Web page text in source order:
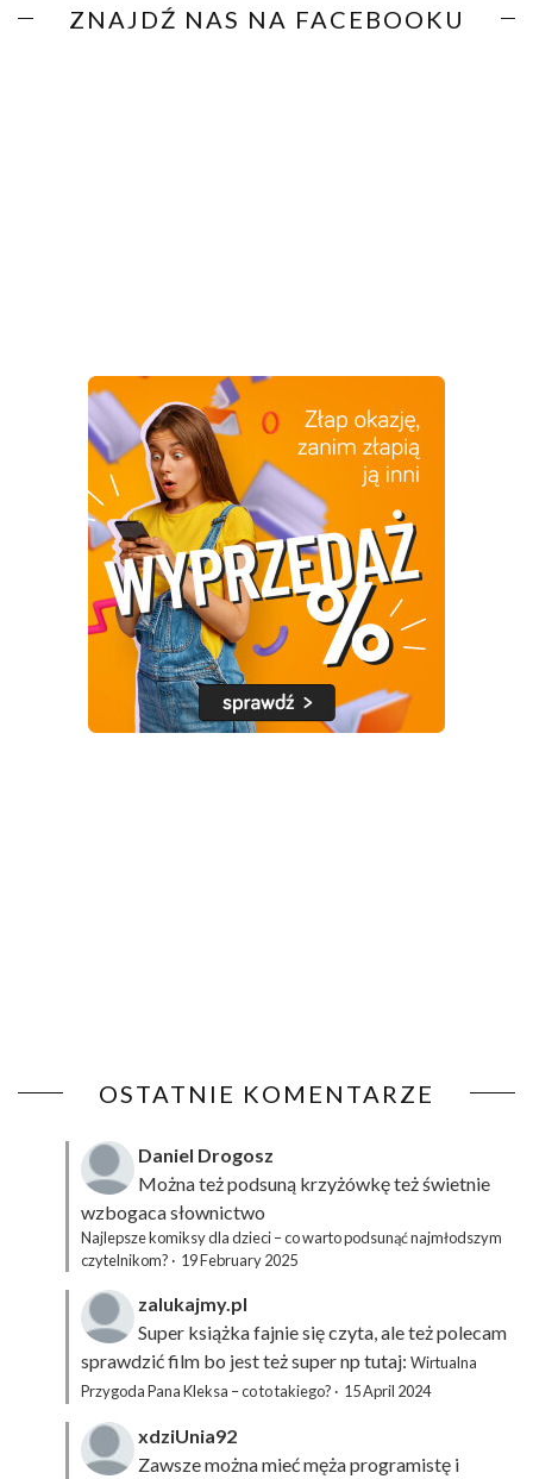
ZNAJDŹ NAS NA FACEBOOKU
OSTATNIE KOMENTARZE
Daniel Drogosz
Można też podsuną krzyżówkęteż świetnie
wzbogaca słownictwo
Najlepsze komiksy dla dzieci – co warto podsunąć najmłodszym
czytelnikom? · 19 February 2025
zalukajmy.pl
Super książka fajnie się czyta, ale też polecam
sprawdzić film bo jest też super np tutaj: Wirtualna
Przygoda Pana Kleksa – co to takiego? · 15 April 2024
xdziUnia92
Zawsze można mieć męża programistę i